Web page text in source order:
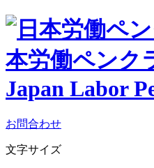
本労働ペンク
Japan Labor
お問合わせ
文字サイズ